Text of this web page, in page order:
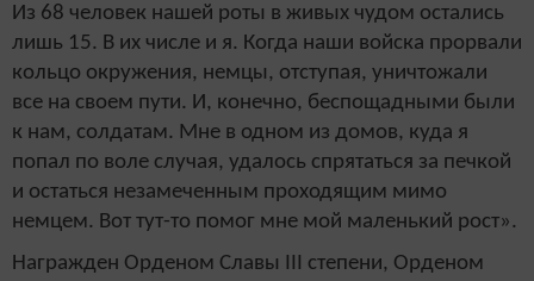
Из 68 человек нашей роты в живых чудом остались
лишь 15. В их числе и я. Когда наши войска прорвали
кольцо окружения, немцы, отступая, уничтожали
все на своем пути. И, конечно, беспощадными были
к нам, солдатам. Мне в одном из домов, куда я
попал по воле случая, удалось спрятаться за печкой
и остаться незамеченным проходящим мимо
немцем. Вот тут-то помог мне мой маленький рост».
Награжден Орденом Славы III степени, Орденом